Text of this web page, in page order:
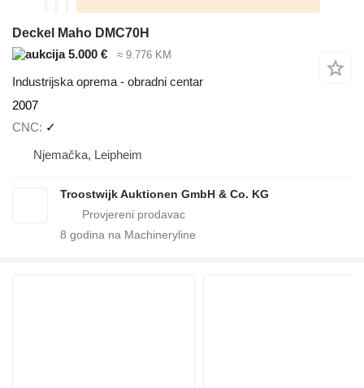
Deckel Maho DMC70H
5.000 €
≈ 9.776 KM
Industrijska oprema - obradni centar
2007
CNC
✓
Njemačka, Leipheim
Troostwijk Auktionen GmbH & Co. KG
8 godina na Machineryline